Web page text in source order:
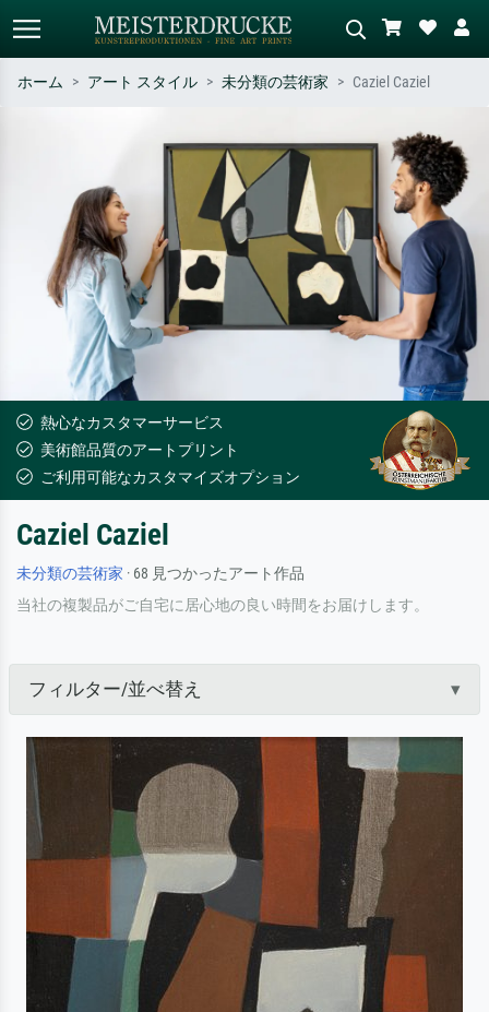
作家名・作品名・スタイルで検索
– 例：モネ、星月夜、印象派、北
斎の波、ヌード。
シーンを説明してください – 例：
緑の草原、赤の多い抽象画、暗い
油絵、木のそばの立ち姿のヌー
ド。
ホーム アート スタイル 未分類の芸術家 Caziel Caziel
熱心なカスタマーサービス
美術館品質のアートプリント
ご利用可能なカスタマイズオプション
Caziel Caziel
未分類の芸術家 · 68 見つかったアート作品
当社の複製品がご自宅に居心地の良い時間をお届けします。
フィルター/並べ替え